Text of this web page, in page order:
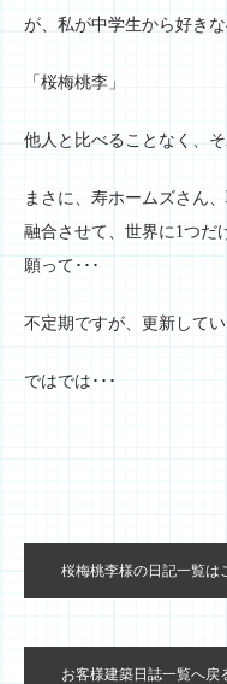
が、私が中学生から好きな
「桜梅桃李」
他人と比べることなく、
まさに、寿ホームズさん
融合させて、世界に1つだ
願って･･･
不定期ですが、更新してい
ではでは･･･
桜梅桃李様の日記一覧は
お客様建築日誌一覧へ戻